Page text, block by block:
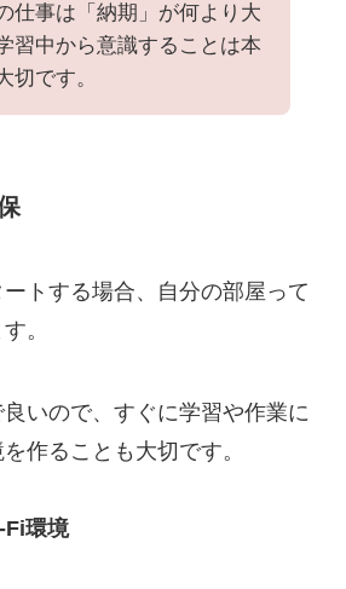
仕事は「納期」が何より大
習中から意識することは本
切です。
トする場合、自分の部屋って
。
いので、すぐに学習や作業に
作ることも大切です。
Fi環境